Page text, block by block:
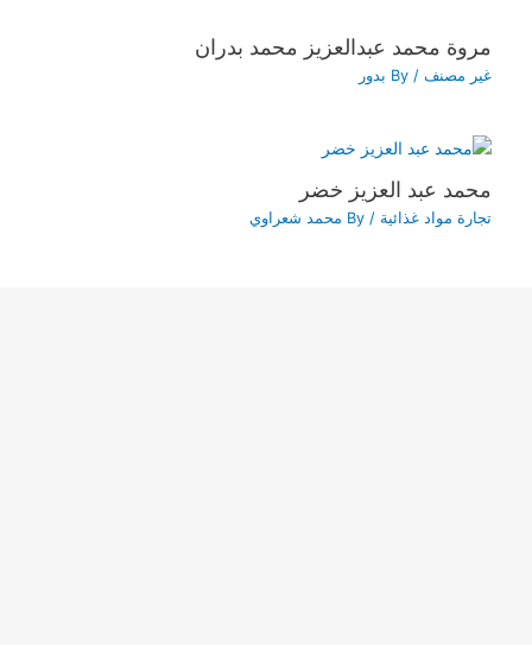
مروة محمد عبدالعزيز محمد بدران
غير مصنف / By بدور
محمد عبد العزيز خضر
تجارة مواد غذائية / By محمد شعراوي